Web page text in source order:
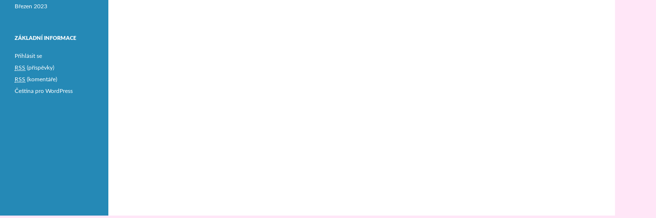
Březen 2023
ZÁKLADNÍ INFORMACE
Přihlásit se
RSS (příspěvky)
RSS (komentáře)
Čeština pro WordPress